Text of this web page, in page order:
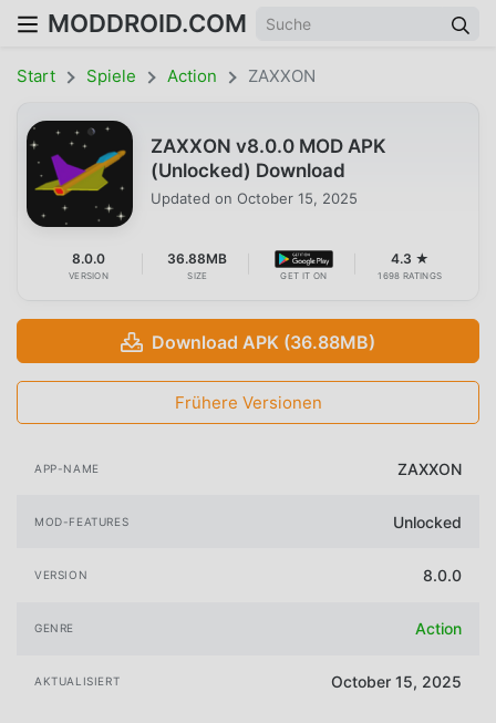
MODDROID.COM
Start Spiele Action ZAXXON
ZAXXON v8.0.0 MOD APK
(Unlocked) Download
Updated on October 15, 2025
8.0.0
VERSION
36.88MB
SIZE GET IT ON
4.3 ★
1698 RATINGS
Download APK (36.88MB)
Frühere Versionen
APP-NAME ZAXXON
MOD-FEATURES Unlocked
VERSION 8.0.0
GENRE Action
AKTUALISIERT October 15, 2025